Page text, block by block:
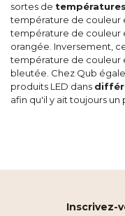
sortes de
température de couleur
température de couleur
orangée. Inversement,
température de couleur
bleutée. Chez Qub
produits LED dans
afin qu'il y ait toujours
Inscrivez-